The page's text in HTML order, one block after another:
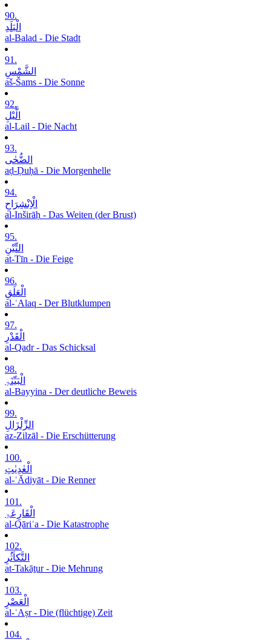
90.
الْبَلَدِ
al-Balad - Die Stadt
91.
الشَّمْسِ
aš-Šams - Die Sonne
92.
الَّیْلِ
al-Lail - Die Nacht
93.
الضُّحٰی
aḍ-Ḍuḥā - Die Morgenhelle
94.
الْاِنْشِرَاحِ
al-Inširāḥ - Das Weiten (der Brust)
95.
التِّیْنِ
at-Tīn - Die Feige
96.
الْعَلَقِ
al-ʿAlaq - Der Blutklumpen
97.
الْقَدْرِ
al-Qadr - Das Schicksal
98.
الْبَیِّنَۃِ
al-Bayyina - Der deutliche Beweis
99.
الزِّلْزَالِ
az-Zilzāl - Die Erschütterung
100.
الْعٰدِیٰتِ
al-ʿĀdiyāt - Die Renner
101.
الْقَارِعَۃِ
al-Qāriʿa - Die Katastrophe
102.
التَّکاَثُرِ
at-Takāṯur - Die Mehrung
103.
الْعَصْرِ
al-ʿAṣr - Die (flüchtige) Zeit
104.